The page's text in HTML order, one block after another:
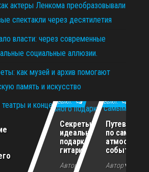
актеры Ленкома преобразовывали
спектакли через десятилетия
власти: через современные
социальные аллюзии.
как музей и архив помогают
память и искусство11.12.2025
Выкл.
Секреты
идеального
подарка для
гитариста
Автор VIP-
Выкл.
по самым
событиям
АвторVIP-